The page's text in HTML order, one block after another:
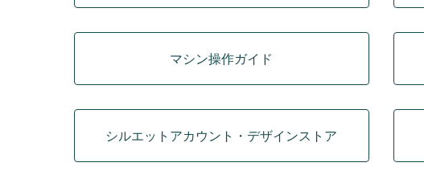
マシン操作ガイド
シルエットアカウント・デザインストア